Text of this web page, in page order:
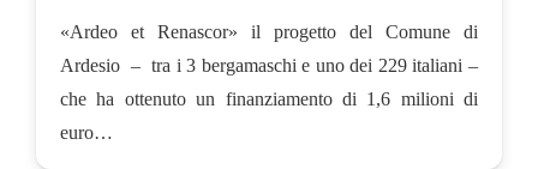
«Ardeo et Renascor» il progetto del Comune di
Ardesio – tra i 3 bergamaschi e uno dei 229 italiani –
che ha ottenuto un finanziamento di 1,6 milioni di
euro…